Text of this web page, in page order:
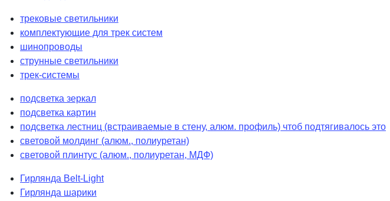
трековые светильники
комплектующие для трек систем
шинопроводы
струнные светильники
трек-системы
подсветка зеркал
подсветка картин
подсветка лестниц (встраиваемые в стену, алюм. профиль) чтоб подтягивалось это
световой молдинг (алюм., полиуретан)
световой плинтус (алюм., полиуретан, МДФ)
Гирлянда Belt-Light
Гирлянда шарики